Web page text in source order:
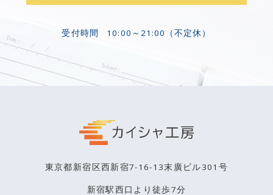
受付時間 10:00～21:00（不定休）
東京都新宿区西新宿7-16-13末廣ビル301号
新宿駅西口より徒歩7分